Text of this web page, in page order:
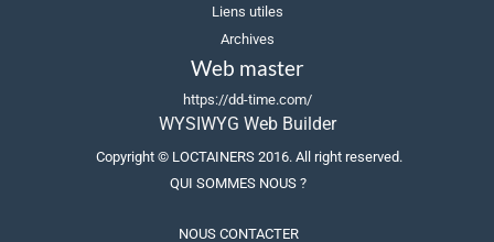
Liens utiles
Archives
Web master
https://dd-time.com/
WYSIWYG Web Builder
Copyright © LOCTAINERS2016. All right reserved.
QUI SOMMES NOUS ?
NOUS CONTACTER